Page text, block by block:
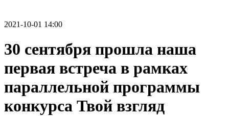
2021-10-01 14:00
30 сентября прошла наша
первая встреча в рамках
параллельной программы
конкурса Твой взгляд